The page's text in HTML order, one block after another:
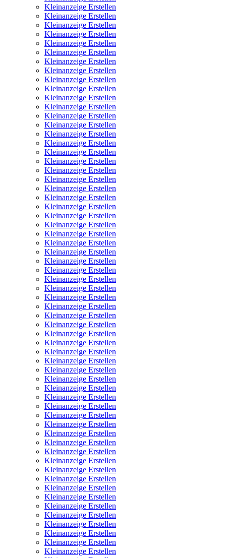
Kleinanzeige Erstellen
Kleinanzeige Erstellen
Kleinanzeige Erstellen
Kleinanzeige Erstellen
Kleinanzeige Erstellen
Kleinanzeige Erstellen
Kleinanzeige Erstellen
Kleinanzeige Erstellen
Kleinanzeige Erstellen
Kleinanzeige Erstellen
Kleinanzeige Erstellen
Kleinanzeige Erstellen
Kleinanzeige Erstellen
Kleinanzeige Erstellen
Kleinanzeige Erstellen
Kleinanzeige Erstellen
Kleinanzeige Erstellen
Kleinanzeige Erstellen
Kleinanzeige Erstellen
Kleinanzeige Erstellen
Kleinanzeige Erstellen
Kleinanzeige Erstellen
Kleinanzeige Erstellen
Kleinanzeige Erstellen
Kleinanzeige Erstellen
Kleinanzeige Erstellen
Kleinanzeige Erstellen
Kleinanzeige Erstellen
Kleinanzeige Erstellen
Kleinanzeige Erstellen
Kleinanzeige Erstellen
Kleinanzeige Erstellen
Kleinanzeige Erstellen
Kleinanzeige Erstellen
Kleinanzeige Erstellen
Kleinanzeige Erstellen
Kleinanzeige Erstellen
Kleinanzeige Erstellen
Kleinanzeige Erstellen
Kleinanzeige Erstellen
Kleinanzeige Erstellen
Kleinanzeige Erstellen
Kleinanzeige Erstellen
Kleinanzeige Erstellen
Kleinanzeige Erstellen
Kleinanzeige Erstellen
Kleinanzeige Erstellen
Kleinanzeige Erstellen
Kleinanzeige Erstellen
Kleinanzeige Erstellen
Kleinanzeige Erstellen
Kleinanzeige Erstellen
Kleinanzeige Erstellen
Kleinanzeige Erstellen
Kleinanzeige Erstellen
Kleinanzeige Erstellen
Kleinanzeige Erstellen
Kleinanzeige Erstellen
Kleinanzeige Erstellen
Kleinanzeige Erstellen
Kleinanzeige Erstellen